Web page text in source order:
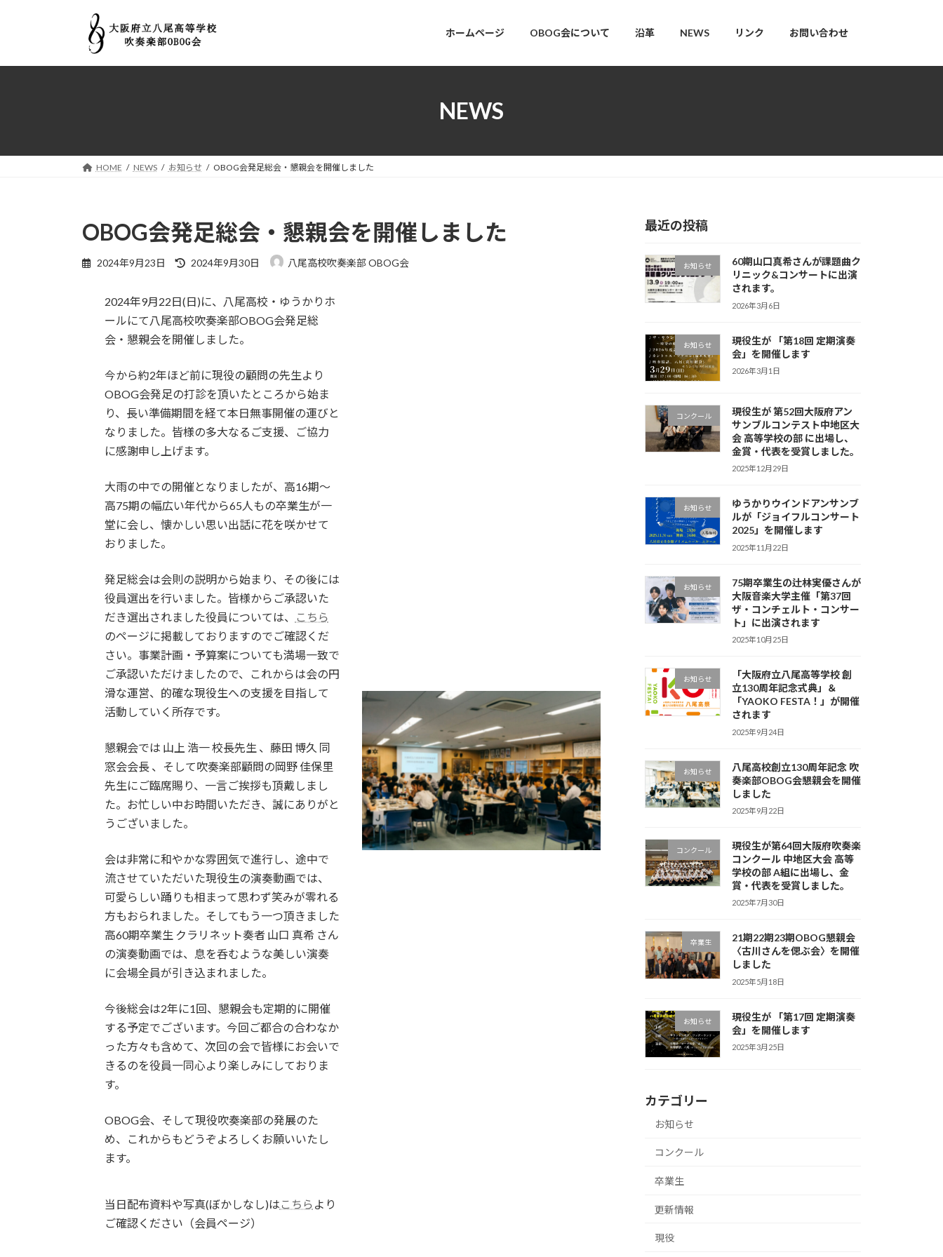
プ
動
ホームページ OBOG会について 沿革 NEWS リンク お問い合わせ
NEWS
HOME NEWS お知らせ OBOG会発足総会・懇親会を開催しました
OBOG会発足総会・懇親会を開催しました
2024年9月23日
最
新
日
時
:
2024年9月30日 八尾高校吹奏楽部 OBOG会
2024年9月22日(日)に、八尾高校・ゆうかりホ
ールにて八尾高校吹奏楽部OBOG会発足総
会・懇親会を開催しました。
今から約2年ほど前に現役の顧問の先生より
OBOG会発足の打診を頂いたところから始ま
り、長い準備期間を経て本日無事開催の運びと
なりました。皆様の多大なるご支援、ご協力
に感謝申し上げます。
大雨の中での開催となりましたが、高16期～
高75期の幅広い年代から65人もの卒業生が一
堂に会し、懐かしい思い出話に花を咲かせて
おりました。
発足総会は会則の説明から始まり、その後には
役員選出を行いました。皆様からご承認いた
だき選出されました役員については、
こちら
のページに掲載しておりますのでご確認くだ
さい。事業計画・予算案についても満場一致で
ご承認いただけましたので、これからは会の円
滑な運営、的確な現役生への支援を目指して
活動していく所存です。
懇親会では 山上 浩一 校長先生 、藤田 博久 同
窓会会長 、そして吹奏楽部顧問の岡野 佳保里
先生にご臨席賜り、一言ご挨拶も頂戴しまし
た。お忙しい中お時間いただき、誠にありがと
うございました。
会は非常に和やかな雰囲気で進行し、途中で
流させていただいた現役生の演奏動画では、
可愛らしい踊りも相まって思わず笑みが零れる
方もおられました。そしてもう一つ頂きました
高60期卒業生 クラリネット奏者 山口 真希 さん
の演奏動画では、息を呑むような美しい演奏
に会場全員が引き込まれました。
今後総会は2年に1回、懇親会も定期的に開催
する予定でございます。今回ご都合の合わなか
った方々も含めて、次回の会で皆様にお会いで
きるのを役員一同心より楽しみにしておりま
す。
OBOG会、そして現役吹奏楽部の発展のた
め、これからもどうぞよろしくお願いいたし
ます。
当日配布資料や写真(ぼかしなし)は こちら より
ご確認ください（会員ページ）
最近の投稿
お知らせ
60期山口真希さんが課題曲ク
リニック&コンサートに出演
されます。
2026年3月6日
お知らせ
現役生が 「第18回 定期演奏
会」を開催します
2026年3月1日
コンクール
現役生が 第52回大阪府アン
サンブルコンテスト中地区大
会 高等学校の部 に出場し、
金賞・代表を受賞しました。
2025年12月29日
お知らせ
ゆうかりウインドアンサンブ
ルが「ジョイフルコンサート
2025」を開催します
2025年11月22日
お知らせ
75期卒業生の辻林実優さんが
大阪音楽大学主催「第37回
ザ・コンチェルト・コンサー
ト」に出演されます
2025年10月25日
お知らせ
「大阪府立八尾高等学校 創
立130周年記念式典」＆
「YAOKO FESTA！」が開催
されます
2025年9月24日
お知らせ
八尾高校創立130周年記念 吹
奏楽部OBOG会懇親会を開催
しました
2025年9月22日
コンクール
現役生が第64回大阪府吹奏楽
コンクール 中地区大会 高等
学校の部 A組に出場し、金
賞・代表を受賞しました。
2025年7月30日
卒業生
21期22期23期OBOG懇親会
〈古川さんを偲ぶ会〉を開催
しました
2025年5月18日
お知らせ
現役生が 「第17回 定期演奏
会」を開催します
2025年3月25日
カテゴリー
お知らせ
コンクール
卒業生
更新情報
現役